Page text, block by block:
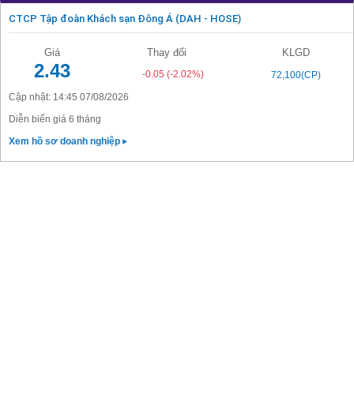
CTCP Tập đoàn Khách sạn Đông Á (DAH - HOSE)
Giá Thay đổi KLGD
2.43 -0.05 (-2.02%)
72,100(CP)
Cập nhật: 14:45 07/08/2026
Diễn biến giá 6 tháng
Xem hồ sơ doanh nghiệp